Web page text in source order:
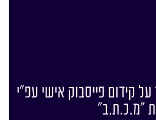
קידום פייסבוק אישי עפ"י
"מ.כ.ת.ב"